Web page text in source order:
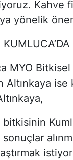
Kahve
yönelik
MYO
Altınkaya
bitkisinin
sonuçlar